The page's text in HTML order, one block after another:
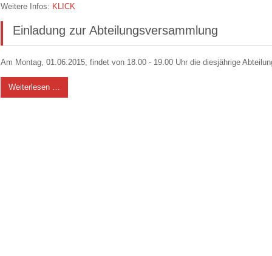
Weitere Infos: KLICK
Einladung zur Abteilungsversammlung
Am Montag, 01.06.2015, findet von 18.00 - 19.00 Uhr die diesjährige
Weiterlesen …